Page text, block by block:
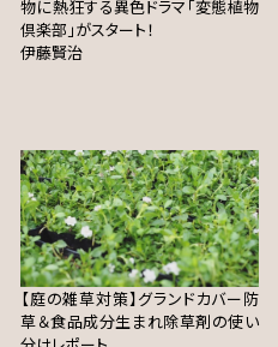
物に熱狂する異色ドラマ「変態植物
倶楽部」がスタート！
伊藤賢治
【庭の雑草対策】グランドカバー防
草＆食品成分生まれ除草剤の使い